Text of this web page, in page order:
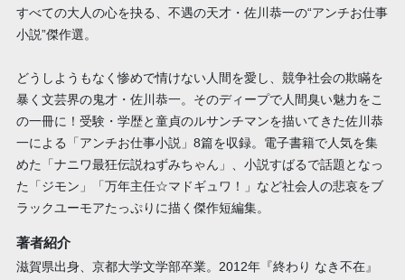
すべての大人の心を抉る、不遇の天才・佐川恭一の“アンチお仕事
小説”傑作選。
どうしようもなく惨めで情けない人間を愛し、競争社会の欺瞞を
暴く文芸界の鬼才・佐川恭一。そのディープで人間臭い魅力をこ
の一冊に！受験・学歴と童貞のルサンチマンを描いてきた佐川恭
一による「アンチお仕事小説」8篇を収録。電子書籍で人気を集
めた「ナニワ最狂伝説ねずみちゃん」、小説すばるで話題となっ
た「ジモン」「万年主任☆マドギュワ！」など社会人の悲哀をブ
ラックユーモアたっぷりに描く傑作短編集。
著者紹介
滋賀県出身、京都大学文学部卒業。2012年『終わり なき不在』